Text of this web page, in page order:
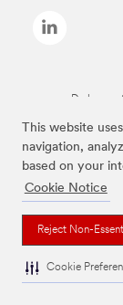
This website
navigation,
based on your
Cookie Notice
Reject Non-
Cookie
De